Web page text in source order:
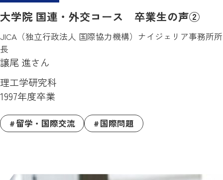
大学院 国連・外交コース 卒業生の声②
JICA（独立行政法人 国際協力機構）ナイジェリア事務所所
長
譲尾 進さん
理工学研究科
1997年度卒業
留学・国際交流 国際問題